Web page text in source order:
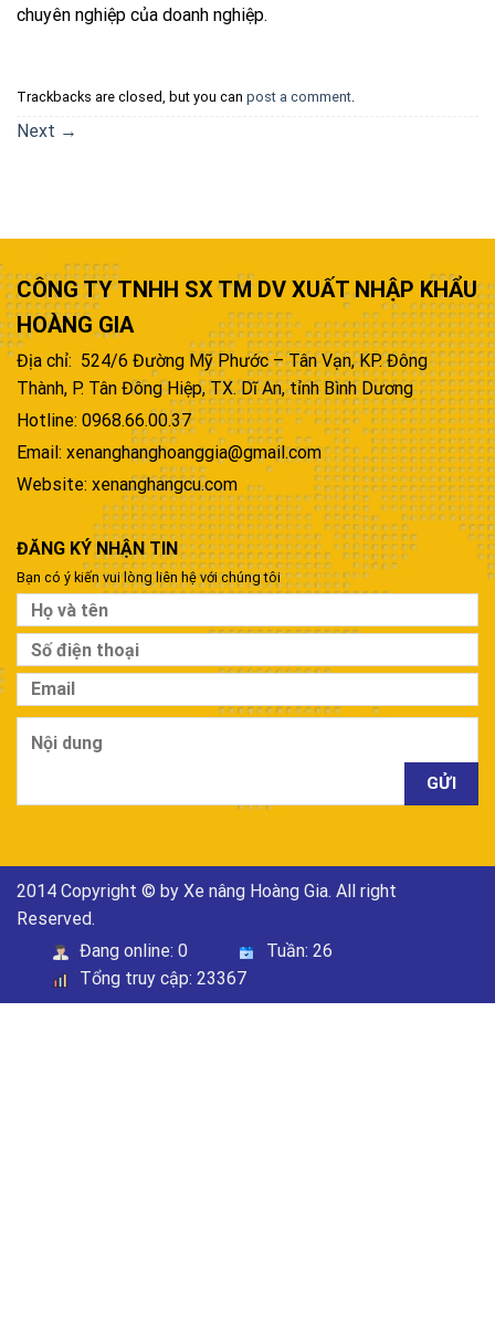
chuyên nghiệp của doanh nghiệp.
Trackbacks are closed, but you can post a comment
Next →
CÔNG TY TNHH SX TM DV XUẤT NHẬP KHẨU
HOÀNG GIA
Địa chỉ: 524/6 Đường Mỹ Phước – Tân Vạn, KP. Đông
Thành, P. Tân Đông Hiệp, TX. Dĩ An, tỉnh Bình Dương
Hotline: 0968.66.00.37
Email: xenanghanghoanggia@gmail.com
Website: xenanghangcu.com
ĐĂNG KÝ NHẬN TIN
Bạn có ý kiến vui lòng liên hệ với chúng tôi
2014 Copyright © by Xe nâng Hoàng Gia. All right
Reserved.
Đang online: 0 Tuần: 26
Tổng truy cập: 23367